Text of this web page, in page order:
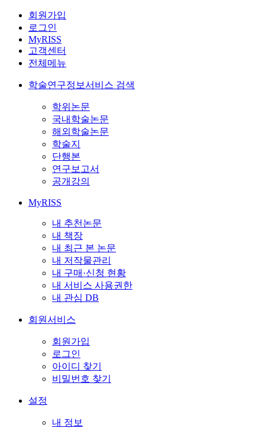
회원가입
로그인
MyRISS
고객센터
전체메뉴
학술연구정보서비스 검색
학위논문
국내학술논문
해외학술논문
학술지
단행본
연구보고서
공개강의
MyRISS
내 추천논문
내 책장
내 최근 본 논문
내 저작물관리
내 구매·신청 현황
내 서비스 사용권한
내 관심 DB
회원서비스
회원가입
로그인
아이디 찾기
비밀번호 찾기
설정
내 정보